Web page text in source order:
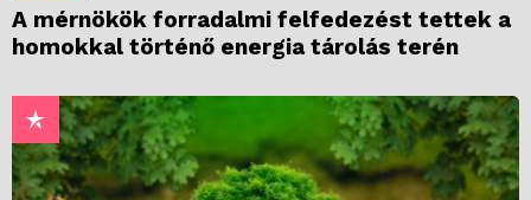
A mérnökök forradalmi felfedezést tettek a
homokkal történő energia tárolás terén